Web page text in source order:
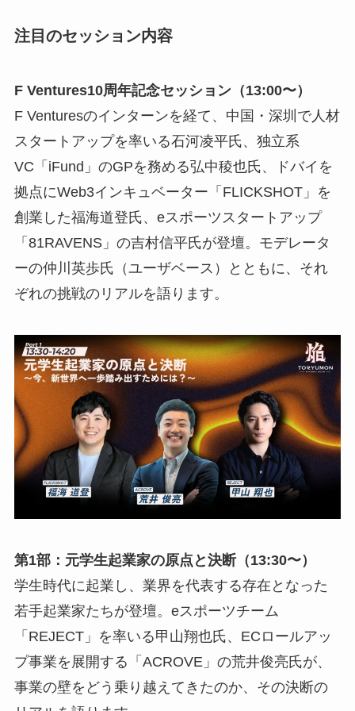
注目のセッション内容
F Ventures10周年記念セッション（13:00〜）
F Venturesのインターンを経て、中国・深圳で人材
スタートアップを率いる石河凌平氏、独立系
VC「iFund」のGPを務める弘中稜也氏、ドバイを
拠点にWeb3インキュベーター「FLICKSHOT」を
創業した福海道登氏、eスポーツスタートアップ
「81RAVENS」の吉村信平氏が登壇。モデレータ
ーの仲川英歩氏（ユーザベース）とともに、それ
ぞれの挑戦のリアルを語ります。
第1部：元学生起業家の原点と決断（13:30〜）
学生時代に起業し、業界を代表する存在となった
若手起業家たちが登壇。eスポーツチーム
「REJECT」を率いる甲山翔也氏、ECロールアッ
プ事業を展開する「ACROVE」の荒井俊亮氏が、
事業の壁をどう乗り越えてきたのか、その決断の